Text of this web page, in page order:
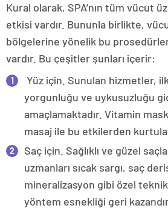
Kural olarak, SPA’nın tüm vücut
etkisi vardır. Bununla birlikte,
bölgelerine yönelik bu
vardır. Bu çeşitler şunları içerir:
Yüz için. Sunulan hizmetler, ilk
yorgunluğu ve uykusuzluğu
amaçlamaktadır. Vitamin
masaj ile bu etkilerden
Saç için. Sağlıklı ve güzel
uzmanları sıcak sargı, saç
mineralizasyon gibi özel
yöntem esnekliği geri